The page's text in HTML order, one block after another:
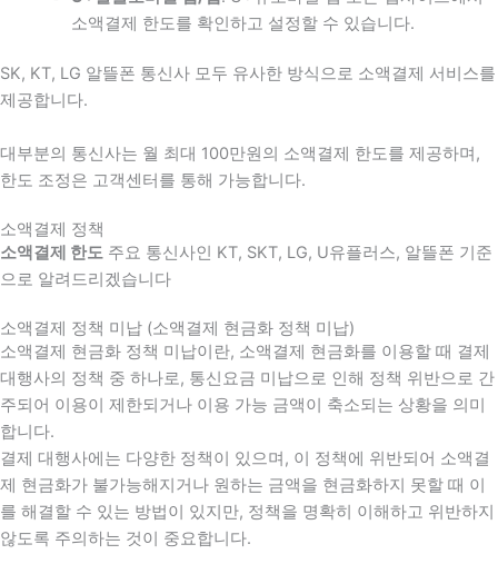
소액결제 한도를 확인하고 설정할 수 있습니다.
SK, KT, LG 알뜰폰 통신사 모두 유사한 방식으로 소액결제 서비스를
제공합니다.
대부분의 통신사는 월 최대 100만원의 소액결제 한도를 제공하며,
한도 조정은 고객센터를 통해 가능합니다.
소액결제 정책
소액결제 한도 주요 통신사인 KT, SKT, LG, U유플러스, 알뜰폰 기준
으로 알려드리겠습니다
소액결제 정책 미납 (소액결제 현금화 정책 미납)
소액결제 현금화 정책 미납이란, 소액결제 현금화를 이용할 때 결제
대행사의 정책 중 하나로, 통신요금 미납으로 인해 정책 위반으로 간
주되어 이용이 제한되거나 이용 가능 금액이 축소되는 상황을 의미
합니다.
결제 대행사에는 다양한 정책이 있으며, 이 정책에 위반되어 소액결
제 현금화가 불가능해지거나 원하는 금액을 현금화하지 못할 때 이
를 해결할 수 있는 방법이 있지만, 정책을 명확히 이해하고 위반하지
않도록 주의하는 것이 중요합니다.